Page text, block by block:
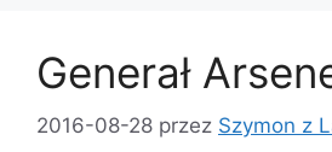
Generał
2016-08-28 przez Szymon z